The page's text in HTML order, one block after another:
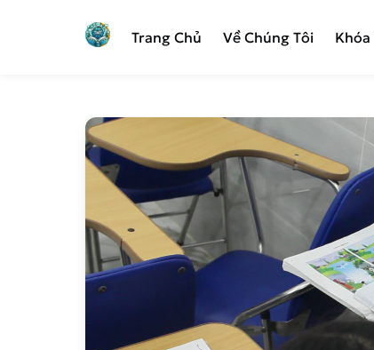
Trang Chủ Về Chúng Tôi Khóa